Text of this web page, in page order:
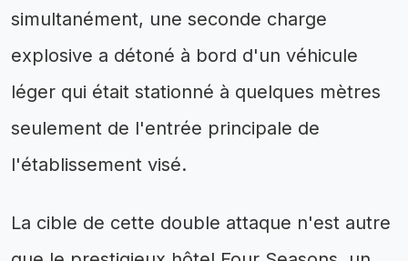
simultanément, une seconde charge
explosive a détoné à bord d'un véhicule
léger qui était stationné à quelques mètres
seulement de l'entrée principale de
l'établissement visé.
La cible de cette double attaque n'est autre